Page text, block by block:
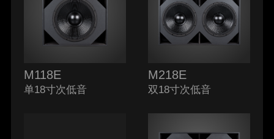
M118E
单18寸次低音
M218E
双18寸次低音